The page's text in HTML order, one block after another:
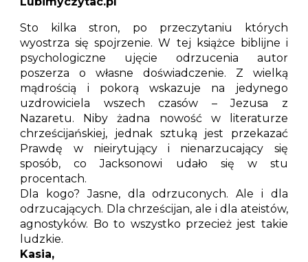
Sto kilka stron, po przeczytaniu których
wyostrza się spojrzenie. W tej książce biblijne i
psychologiczne ujęcie odrzucenia autor
poszerza o własne doświadczenie. Z wielką
mądrością i pokorą wskazuje na jedynego
uzdrowiciela wszech czasów – Jezusa z
Nazaretu. Niby żadna nowość w literaturze
chrześcijańskiej, jednak sztuką jest przekazać
Prawdę w nieirytujący i nienarzucający się
sposób, co Jacksonowi udało się w stu
procentach.
Dla kogo? Jasne, dla odrzuconych. Ale i dla
odrzucających. Dla chrześcijan, ale i dla ateistów,
agnostyków. Bo to wszystko przecież jest takie
ludzkie.
Kasia,